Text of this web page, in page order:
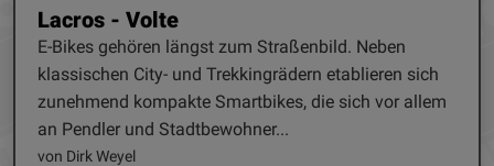
Lacros - Volte
E-Bikes gehören längst zum Straßenbild. Neben
klassischen City- und Trekkingrädern etablieren sich
zunehmend kompakte Smartbikes, die sich vor allem
an Pendler und Stadtbewohner...
von Dirk Weyel